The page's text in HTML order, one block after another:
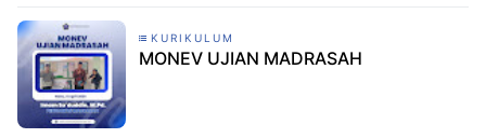
KURIKULUM
MONEV UJIAN MADRASAH